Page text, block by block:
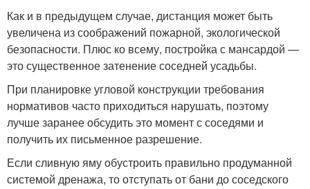
Как и в предыдущем случае, дистанция может быть
увеличена из соображений пожарной, экологической
безопасности. Плюс ко всему, постройка с мансардой —
это существенное затенение соседней усадьбы.
При планировке угловой конструкции требования
нормативов часто приходиться нарушать, поэтому
лучше заранее обсудить это момент с соседями и
получить их письменное разрешение.
Если сливную яму обустроить правильно продуманной
системой дренажа, то отступать от бани до соседского